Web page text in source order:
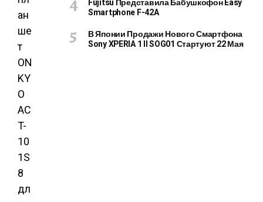
Fujitsu Представила Бабушкофон Easy
Smartphone F-42A
В Японии Продажи Нового Смартфона
Sony XPERIA 1 II SOG01 Стартуют 22 Мая